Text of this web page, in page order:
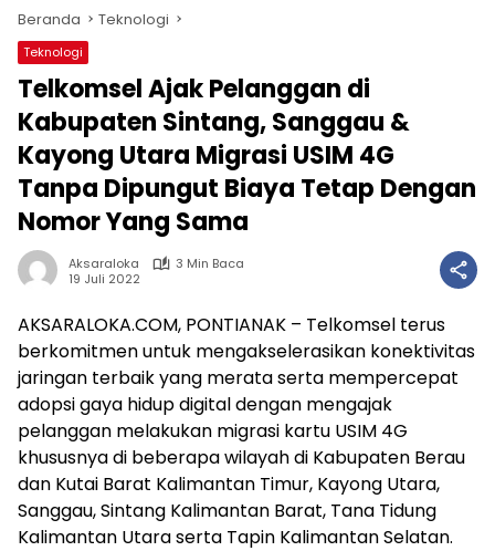
Beranda Teknologi
Teknologi
Telkomsel Ajak Pelanggan di
Kabupaten Sintang, Sanggau &
Kayong Utara Migrasi USIM 4G
Tanpa Dipungut Biaya Tetap Dengan
Nomor Yang Sama
Aksaraloka
3 Min Baca
19 Juli 2022
AKSARALOKA.COM, PONTIANAK – Telkomsel terus
berkomitmen untuk mengakselerasikan konektivitas
jaringan terbaik yang merata serta mempercepat
adopsi gaya hidup digital dengan mengajak
pelanggan melakukan migrasi kartu USIM 4G
khususnya di beberapa wilayah di Kabupaten Berau
dan Kutai Barat Kalimantan Timur, Kayong Utara,
Sanggau, Sintang Kalimantan Barat, Tana Tidung
Kalimantan Utara serta Tapin Kalimantan Selatan.